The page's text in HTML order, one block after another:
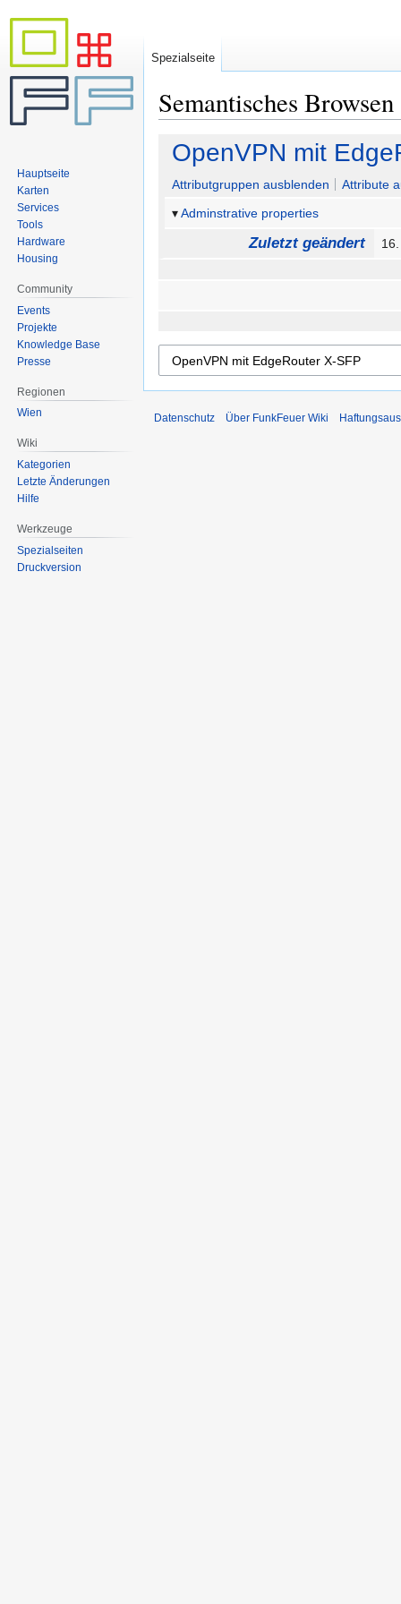
Semantisches Browsen
Zur
Navigation
springen
Zur
Suche
springen
OpenVPN mit
Attributgruppen ausblenden
Attribute
Adminstrative properties
Zuletzt geändert
Spezialseite
Hauptseite
Karten
Services
Tools
Hardware
Housing
Community
Events
Projekte
Knowledge Base
Presse
Regionen
Wien
Wiki
Kategorien
Letzte Änderungen
Hilfe
Werkzeuge
Spezialseiten
Druckversion
Datenschutz Über FunkFeuer Wiki